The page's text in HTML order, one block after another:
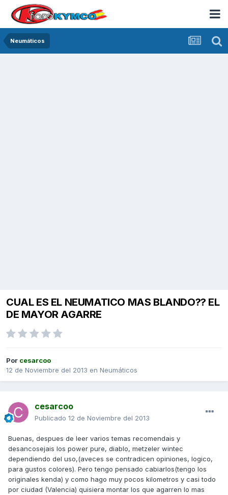
Neumáticos
CUAL ES EL NEUMATICO MAS BLANDO?? EL
DE MAYOR AGARRE
Por cesarcoo
12 de Noviembre del 2013 en Neumáticos
cesarcoo
Publicado 12 de Noviembre del 2013
Buenas, despues de leer varios temas recomendais y
desancosejais los power pure, diablo, metzeler wintec
dependiendo del uso,(aveces se contradicen opiniones, logico,
para gustos colores). Pero tengo pensado cabiarlos(tengo los
originales kenda) y como hago muy pocos kilometros y casi todo
por ciudad (Valencia) quisiera montar los que agarren lo mas